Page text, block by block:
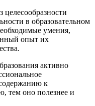
в образовательном
умения,
опыт их
активно
к
тем оно полезнее и